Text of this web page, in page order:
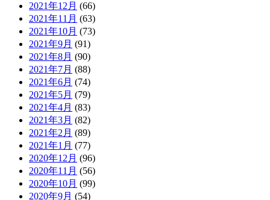
2021年12月 (66)
2021年11月 (63)
2021年10月 (73)
2021年9月 (91)
2021年8月 (90)
2021年7月 (88)
2021年6月 (74)
2021年5月 (79)
2021年4月 (83)
2021年3月 (82)
2021年2月 (89)
2021年1月 (77)
2020年12月 (96)
2020年11月 (56)
2020年10月 (99)
2020年9月 (54)